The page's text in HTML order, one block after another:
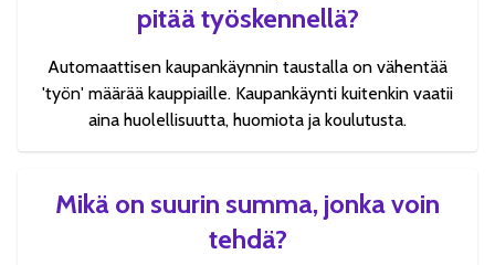
pitää työskennellä?
Automaattisen kaupankäynnin taustalla on vähentää
'työn' määrää kauppiaille. Kaupankäynti kuitenkin vaatii
aina huolellisuutta, huomiota ja koulutusta.
Mikä on suurin summa, jonka voin
tehdä?